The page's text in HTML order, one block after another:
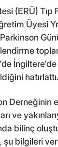
(ERÜ) Tıp
Üyesi
hatırlattı.
Derneğinin
ve
bilinç
şu bilgileri